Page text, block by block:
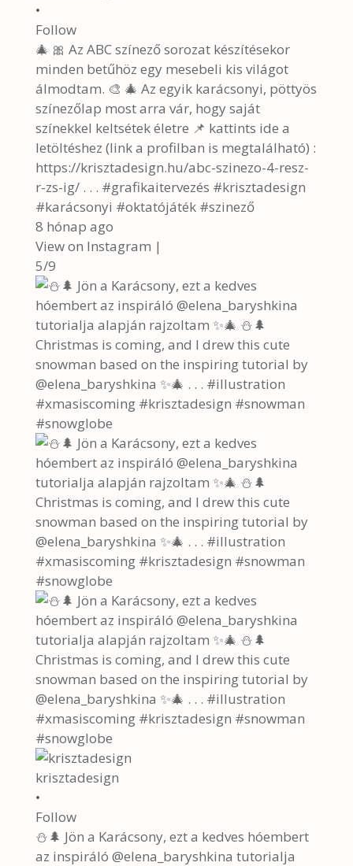
•
Follow
🎄 🎀 Az ABC színező sorozat készítésekor
minden betűhöz egy mesebeli kis világot
álmodtam. 🎨 🎄 Az egyik karácsonyi, pöttyös
színezőlap most arra vár, hogy saját
színekkel keltsétek életre 📌 kattints ide a
letöltéshez (link a profilban is megtalálható) :
https://krisztadesign.hu/abc-szinezo-4-resz-
r-zs-ig/ . . . #grafikaitervezés #krisztadesign
#karácsonyi #oktatójáték #szinező
8 hónap ago
View on Instagram |
5/9
krisztadesign
•
Follow
⛄🌲 Jön a Karácsony, ezt a kedves hóembert
az inspiráló @elena_baryshkina tutorialja